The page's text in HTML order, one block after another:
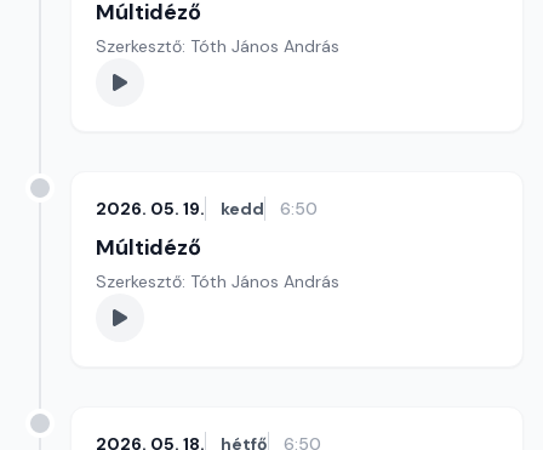
Múltidéző
Szerkesztő: Tóth János András
2026. 05. 19. kedd 6:50
Múltidéző
Szerkesztő: Tóth János András
2026. 05. 18. hétfő 6:50